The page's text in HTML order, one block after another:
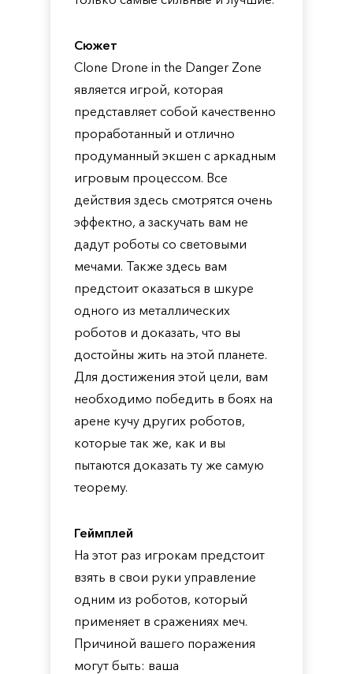
Сюжет
Clone Drone in the Danger Zone
является игрой, которая
представляет собой качественно
проработанный и отлично
продуманный экшен с аркадным
игровым процессом. Все
действия здесь смотрятся очень
эффектно, а заскучать вам не
дадут роботы со световыми
мечами. Также здесь вам
предстоит оказаться в шкуре
одного из металлических
роботов и доказать, что вы
достойны жить на этой планете.
Для достижения этой цели, вам
необходимо победить в боях на
арене кучу других роботов,
которые так же, как и вы
пытаются доказать ту же самую
теорему.
Геймплей
На этот раз игрокам предстоит
взять в свои руки управление
одним из роботов, который
применяет в сражениях меч.
Причиной вашего поражения
могут быть: ваша